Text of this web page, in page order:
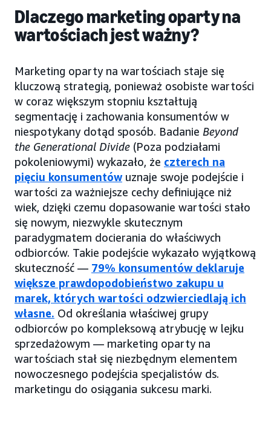
Dlaczego marketing oparty na
wartościach jest ważny?
Marketing oparty na wartościach staje się
kluczową strategią, ponieważ osobiste wartości
w coraz większym stopniu kształtują
segmentację i zachowania konsumentów w
niespotykany dotąd sposób. Badanie Beyond
the Generational Divide (Poza podziałami
pokoleniowymi) wykazało, że czterech na
pięciu konsumentówuznaje swoje podejście i
wartości za ważniejsze cechy definiujące niż
wiek, dzięki czemu dopasowanie wartości stało
się nowym, niezwykle skutecznym
paradygmatem docierania do właściwych
odbiorców. Takie podejście wykazało wyjątkową
skuteczność — 79% konsumentów deklaruje
większe prawdopodobieństwo zakupu u
marek, których wartości odzwierciedlają ich
własne. Od określania właściwej grupy
odbiorców po kompleksową atrybucję w lejku
sprzedażowym — marketing oparty na
wartościach stał się niezbędnym elementem
nowoczesnego podejścia specjalistów ds.
marketingu do osiągania sukcesu marki.